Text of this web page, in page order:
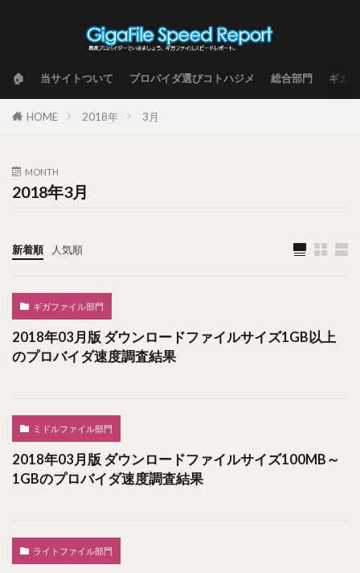
🏠 当サイトついて プロバイダ選びコトハジメ 総合部門 ギガ
HOME 2018年 3月
MONTH
2018年3月
新着順 人気順
ギガファイル部門
2018年03月版 ダウンロードファイルサイズ1GB以上
のプロバイダ速度調査結果
ミドルファイル部門
2018年03月版 ダウンロードファイルサイズ100MB～
1GBのプロバイダ速度調査結果
ライトファイル部門